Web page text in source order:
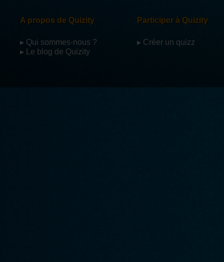
A propos de Quizity
▸ Qui sommes-nous ?
▸ Le blog de Quizity
Participer à Quizity
▸ Créer un quizz